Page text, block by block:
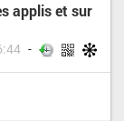
applis et sur